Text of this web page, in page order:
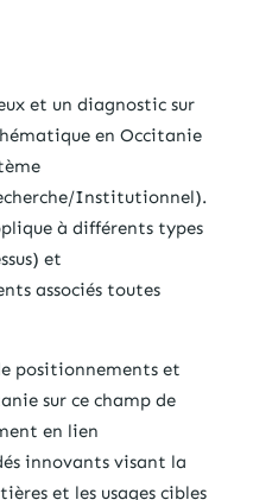
et un diagnostic sur
en Occitanie
Institutionnel).
à différents types
et
associés toutes
positionnements et
sur ce champ de
en lien
innovants visant la
et les usages cibles